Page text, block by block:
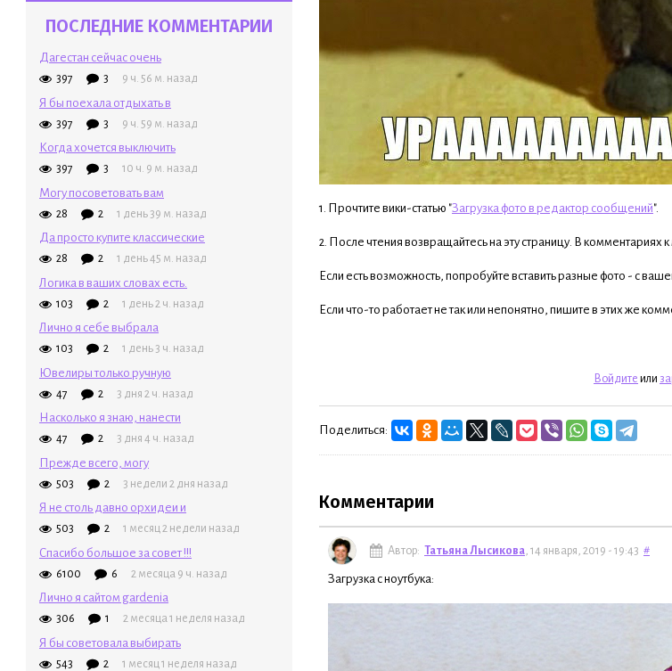
ПОСЛЕДНИЕ КОММЕНТАРИИ
Дагестан сейчас очень
397 3 9 ч. 56 м. назад
Я бы поехала отдыхать в
397 3 9 ч. 59 м. назад
Когда хочется выключить
397 3 10 ч. 9 м. назад
Могу посоветовать вам
28 2 1 день 39 м. назад
Да просто купите классические
28 2 1 день 45 м. назад
Логика в ваших словах есть.
103 2 1 день 2 ч. назад
Лично я себе выбрала
103 2 1 день 3 ч. назад
Ювелиры только ручную
47 2 3 дня 2 ч. назад
Насколько я знаю, нанести
47 2 3 дня 4 ч. назад
Прежде всего, могу
503 2 3 недели 2 дня назад
Я не столь давно орхидеи и
503 2 1 месяц 2 недели назад
Спасибо большое за совет !!!
6100 6 2 месяца 9 ч. назад
Лично я сайтом gardenia
306 1 2 месяца 1 неделя назад
Я бы советовала выбирать
543 2 1 месяц 1 неделя назад
1. Прочтите вики-статью "Загрузка фото в редактор сообщений".
2. После чтения возвращайтесь на эту страницу. В
Если есть возможность, попробуйте вставить разные фото - с
Если что-то работает не так или непонятно, пишите в этих же
Войдите или
Поделиться:
Комментарии
Автор: Татьяна Лысикова , 14 января, 2019 - 19:43 #
Загрузка с ноутбука: